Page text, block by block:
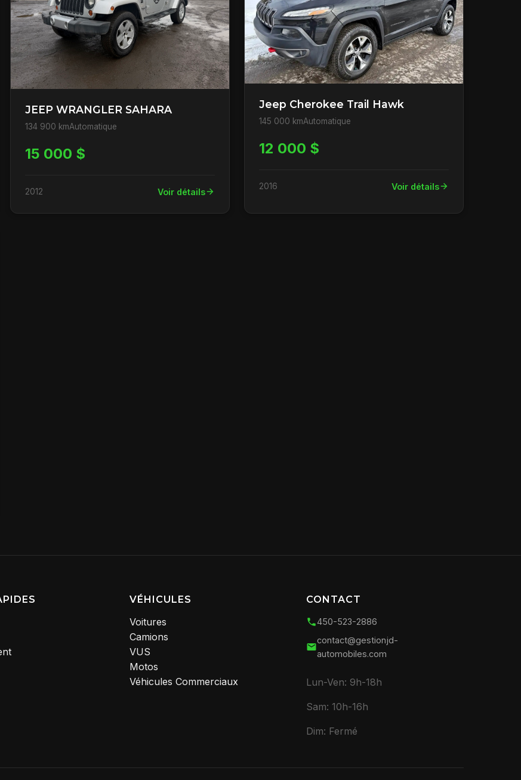
JEEP WRANGLER SAHARA
134 900 kmAutomatique
15 000 $
2012 Voir détails
Jeep Cherokee Trail Hawk
145 000 kmAutomatique
12 000 $
2016 Voir détails
VÉHICULES
Voitures
Camions
VUS
Motos
Véhicules Commerciaux
CONTACT
450-523-2886
contact@gestionjd-
automobiles.com
Lun-Ven: 9h-18h
Sam: 10h-16h
Dim: Fermé